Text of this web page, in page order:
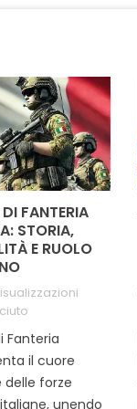
significa portare
storia di valore
e...
FANTERIA
STORIA,
E RUOLO
Fanteria
il cuore
delle forze
unendo